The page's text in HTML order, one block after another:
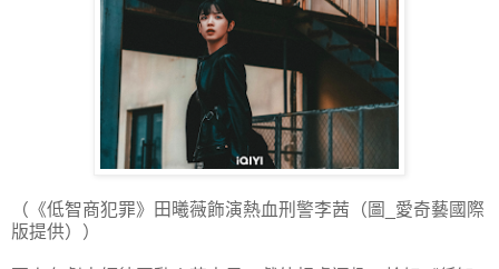
（《低智商犯罪》田曦薇飾演熱血刑警李茜（圖_愛奇藝國際
版提供））